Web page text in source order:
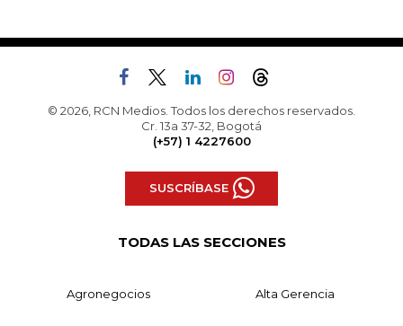
© 2026, RCN Medios. Todos los derechos reservados.
Cr. 13a 37-32, Bogotá
(+57) 1 4227600
SUSCRÍBASE
TODAS LAS SECCIONES
Agronegocios Alta Gerencia